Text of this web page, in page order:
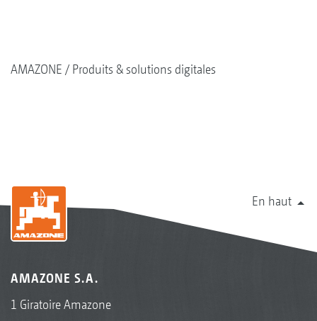
AMAZONE Produits & solutions digitales
En haut
AMAZONE S.A.
1 Giratoire Amazone